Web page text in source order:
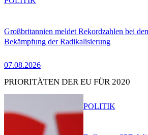
Großbritannien meldet Rekordzahlen bei
Bekämpfung der Radikalisierung
07.08.2026
PRIORITÄTEN DER EU FÜR 2020
POLITIK